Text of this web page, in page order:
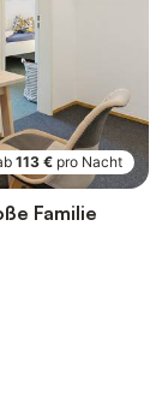
113 € pro Nacht
Familie